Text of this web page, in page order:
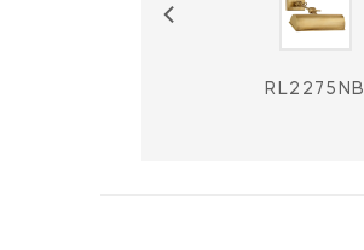
RL2275NB